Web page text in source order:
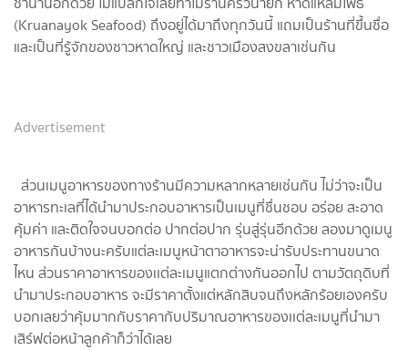
(Kruanayok Seafood) ถึงอยู่ได้มาถึงทุกวันนี้​ แถมเป็นร้านที่ขึ้นชื่อ
และเป็นที่รู้จักของชาวหาดใหญ่​ และชาวเมืองสงขลาเช่นกัน​
Advertisement
ส่วนเมนูอาหารของทางร้านมีความหลากหลายเช่นกัน ไม่ว่าจะ​เป็น​
อาหารทะเล​ที่ได้นำมาประกอบอาหารเป็นเมนูที่ชื่นชอบ​ อร่อย​ สะอาด
คุ้มค่า​ และติดใจจนบอกต่อ​ ปากต่อปาก​ รุ่นสู่​รุ่น​อีกด้วย​ ลองมาดูเมนู​
อาหารกันบ้างนะครับแต่ละเมนู​หน้าตา​อาหาร​จะน่ารับประทาน​ขนาด
ไหน​ ส่วนราคาอาหารของเเต่ละเมนูแตกต่าง​กันออกไป​ ตามวัตถุดิบ​ที่
นำมาประกอบอาหาร​ จะมีราคาตั้งแต่​หลักสิบจนถึงหลักร้อยเองครับ​
บอกเลยว่าคุ้มมากกับราคากับปริมาณ​อาหารของเเต่ละเมนูที่นำมา
เสิร์ฟต่อหน้าลูกค้าก็ว่าได้เลย​